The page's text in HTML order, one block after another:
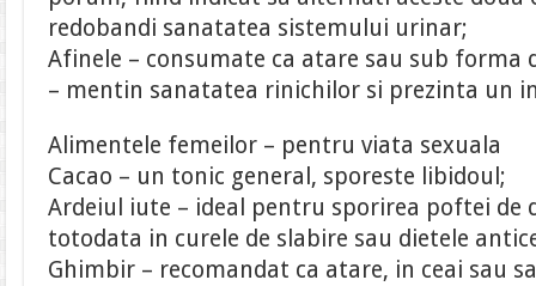
redobandi sanatatea sistemului urinar;
Afinele – consumate ca atare sau sub forma
– mentin sanatatea rinichilor si prezinta un
Alimentele femeilor – pentru viata sexuala
Cacao – un tonic general, sporeste libidoul;
Ardeiul iute – ideal pentru sporirea poftei de
totodata in curele de slabire sau dietele
Ghimbir – recomandat ca atare, in ceai sau